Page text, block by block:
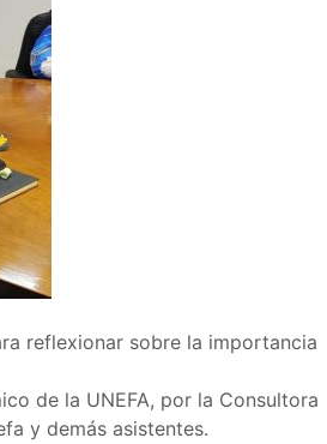
reflexionar sobre la importancia
de la UNEFA, por la Consultora
y demás asistentes.